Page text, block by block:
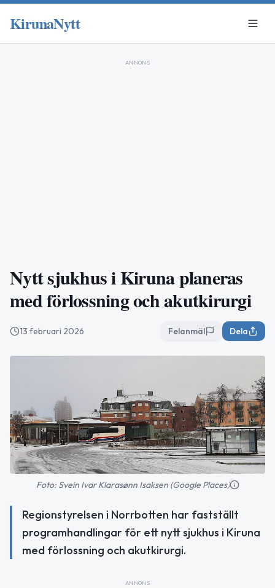
KirunaNytt
ANNONS
Nytt sjukhus i Kiruna planeras
med förlossning och akutkirurgi
13 februari 2026 Felanmäl Dela
Foto: Svein Ivar Klarasønn Isaksen (Google Places)
Regionstyrelsen i Norrbotten har fastställt
programhandlingar för ett nytt sjukhus i Kiruna
med förlossning och akutkirurgi.
ANNONS